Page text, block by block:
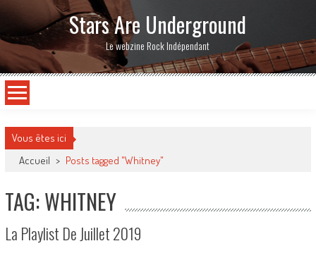
Stars Are Underground
Le webzine Rock Indépendant
Vous êtes ici
Accueil > Posts tagged "Whitney"
TAG: WHITNEY
La Playlist De Juillet 2019